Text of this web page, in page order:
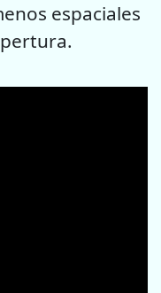
espaciales